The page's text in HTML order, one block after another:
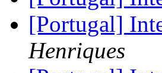
[Portugal]
Henriques